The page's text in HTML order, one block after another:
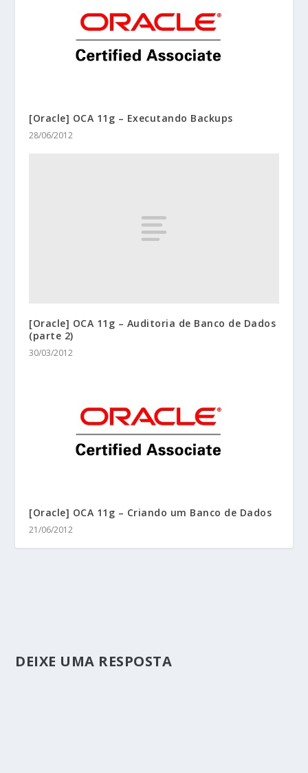
[Oracle] OCA 11g – Executando Backups
28/06/2012
[Oracle] OCA 11g – Auditoria de Banco de Dados
(parte 2)
30/03/2012
[Oracle] OCA 11g – Criando um Banco de Dados
21/06/2012
DEIXE UMA RESPOSTA